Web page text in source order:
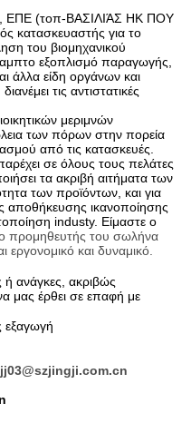
ΕΠΕ (τοπ-ΒΑΣΙΛΙΆΣ HK ΠΟΥ
κατασκευαστής για το
του βιομηχανικού
εξοπλισμό παραγωγής,
άλλα είδη οργάνων και
τις αντιστατικές
μεριμνών
των πόρων στην πορεία
από τις κατασκευές.
σε όλους τους πελάτες
τα ακριβή αιτήματα των
των προϊόντων, και για
αποθήκευσης ικανοποίησης
industy. Είμαστε ο
προμηθευτής του σωλήνα
εργονομικό και δυναμικό.
ή ανάγκες, ακριβώς
μας έρθει σε επαφή με
εξαγωγή